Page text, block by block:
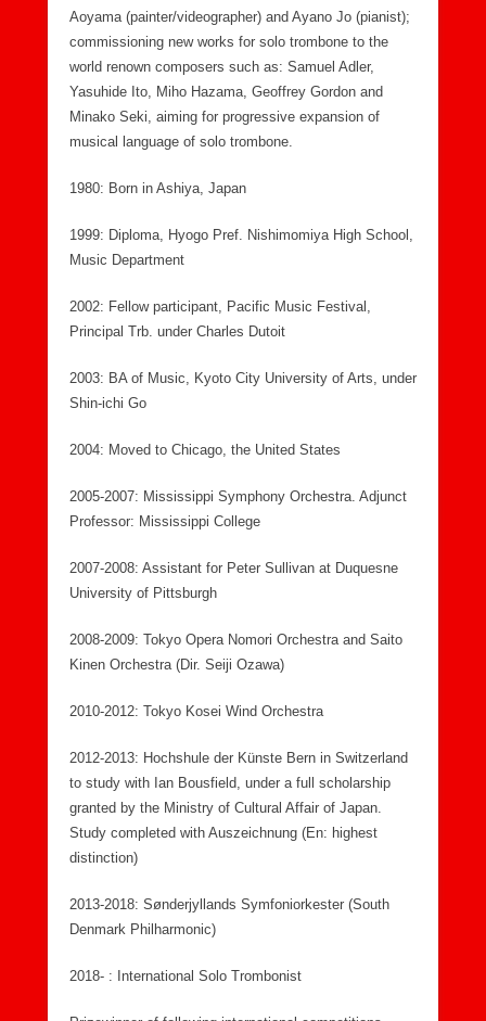
Aoyama (painter/videographer) and Ayano Jo (pianist);
commissioning new works for solo trombone to the
world renown composers such as: Samuel Adler,
Yasuhide Ito, Miho Hazama, Geoffrey Gordon and
Minako Seki, aiming for progressive expansion of
musical language of solo trombone.
1980: Born in Ashiya, Japan
1999: Diploma, Hyogo Pref. Nishimomiya High School,
Music Department
2002: Fellow participant, Pacific Music Festival,
Principal Trb. under Charles Dutoit
2003: BA of Music, Kyoto City University of Arts, under
Shin-ichi Go
2004: Moved to Chicago, the United States
2005-2007: Mississippi Symphony Orchestra. Adjunct
Professor: Mississippi College
2007-2008: Assistant for Peter Sullivan at Duquesne
University of Pittsburgh
2008-2009: Tokyo Opera Nomori Orchestra and Saito
Kinen Orchestra (Dir. Seiji Ozawa)
2010-2012: Tokyo Kosei Wind Orchestra
2012-2013: Hochshule der Künste Bern in Switzerland
to study with Ian Bousfield, under a full scholarship
granted by the Ministry of Cultural Affair of Japan.
Study completed with Auszeichnung (En: highest
distinction)
2013-2018: Sønderjyllands Symfoniorkester (South
Denmark Philharmonic)
2018- : International Solo Trombonist